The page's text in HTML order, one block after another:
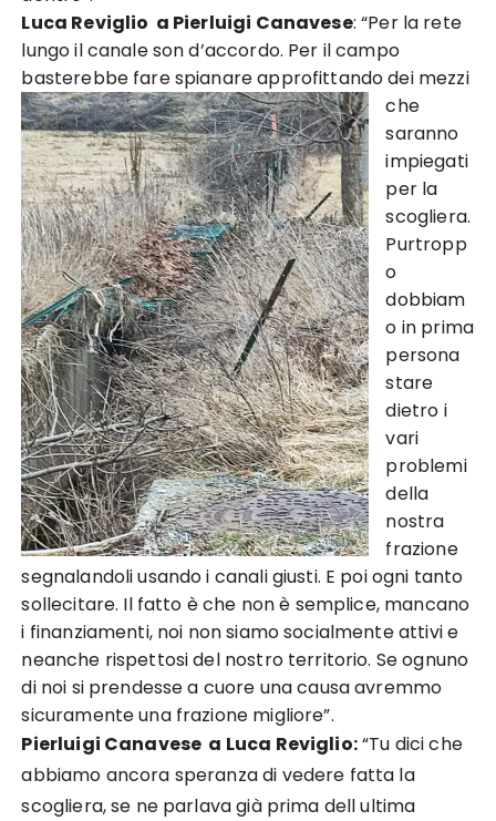
Luca Reviglio a Pierluigi Canavese: “Per la rete
lungo il canale son d’accordo. Per il campo
basterebbe fare spianare approfittandodei mezzi
che
saranno
impiegati
per la
scogliera.
Purtropp
o
dobbiam
o in prima
persona
stare
dietro i
vari
problemi
della
nostra
frazione
segnalandoli usando i canali giusti. E poi ogni tanto
sollecitare. Il fatto è che non è semplice, mancano
i finanziamenti, noi non siamo socialmente attivi e
neanche rispettosi del nostro territorio. Se ognuno
di noi si prendesse a cuore una causa avremmo
sicuramente una frazione migliore”.
Pierluigi Canavese a Luca Reviglio:“Tu dici che
abbiamo ancora speranza di vedere fatta la
scogliera, se ne parlava già prima dell ultima